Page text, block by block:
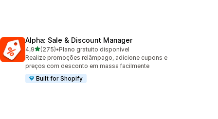
Alpha: Sale & Discount Manager
4,9de 5 estrelas
(275)
275 avaliações ao todo
•Plano gratuito disponível
Realize promoções relâmpago, adicione cupons e
preços com desconto em massa facilmente
Built for Shopify